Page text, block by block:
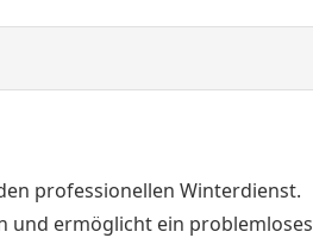
professionellen Winterdienst.
und ermöglicht ein problemloses